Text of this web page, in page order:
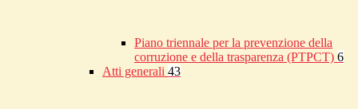
Piano triennale per la prevenzione della
corruzione e della trasparenza (PTPCT) 6
Atti generali 43